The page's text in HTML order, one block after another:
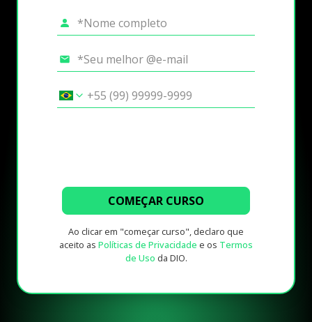
COMEÇAR CURSO
Ao clicar em "começar curso", declaro que
aceito as Políticas de Privacidade e os Termos
de Uso da DIO.